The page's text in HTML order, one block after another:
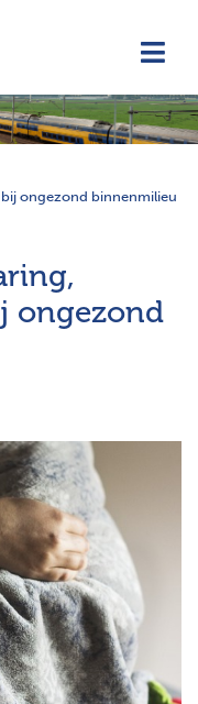
ongezond binnenmilieu
ongezond